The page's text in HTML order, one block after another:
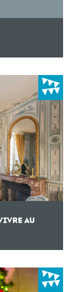
AU